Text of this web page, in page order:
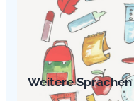
Weitere Sprachen